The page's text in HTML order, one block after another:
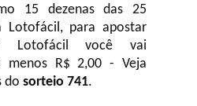
15 dezenas das 25
Lotofácil, para apostar
Lotofácil você vai
menos R$ 2,00 - Veja
do sorteio 741.